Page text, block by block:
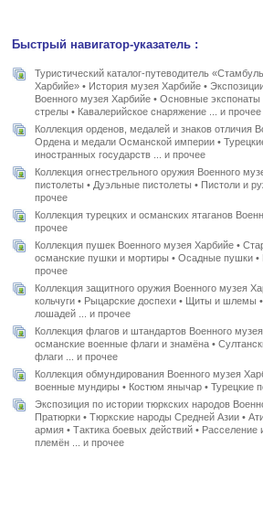
Быстрый навигатор-указатель :
Туристический каталог-путеводитель
Харбийе» • История музея Харбийе •
Военного музея Харбийе • Основные экспонаты
стрелы • Кавалерийское снаряжение ... и прочее
Коллекция орденов, медалей и знаков отличия
Ордена и медали Османской империи •
иностранных государств ... и прочее
Коллекция огнестрельного оружия Военного
пистолеты • Дуэльные пистолеты • Пистоли и
прочее
Коллекция турецких и османских ятаганов
прочее
Коллекция пушек Военного музея Харбийе •
османские пушки и мортиры • Осадные пушки
прочее
Коллекция защитного оружия Военного музея
кольчуги • Рыцарские доспехи • Щиты и шлемы
лошадей ... и прочее
Коллекция флагов и штандартов Военного
османские военные флаги и знамёна •
флаги ... и прочее
Коллекция обмундирования Военного музея
военные мундиры • Костюм янычар • Турецкие
Экспозиция по истории тюркских народов
Пратюрки • Тюркские народы Средней Азии •
армия • Тактика боевых действий •
племён ... и прочее